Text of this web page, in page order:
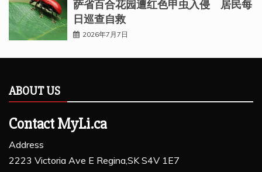
萨省百合花园遭红色甲虫入侵 居民每
日巡查自救
2026年7月7日
ABOUT US
Contact MyLi.ca
Address
2223 Victoria Ave E Regina,SK S4V 1E7